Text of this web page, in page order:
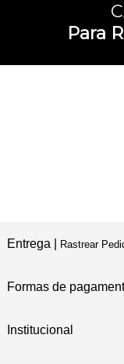
Para
Entrega | Rastrear
Formas de
Institucional